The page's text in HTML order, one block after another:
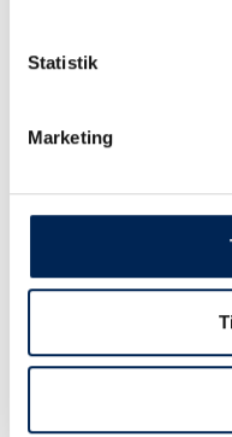
Statistik
Marketing